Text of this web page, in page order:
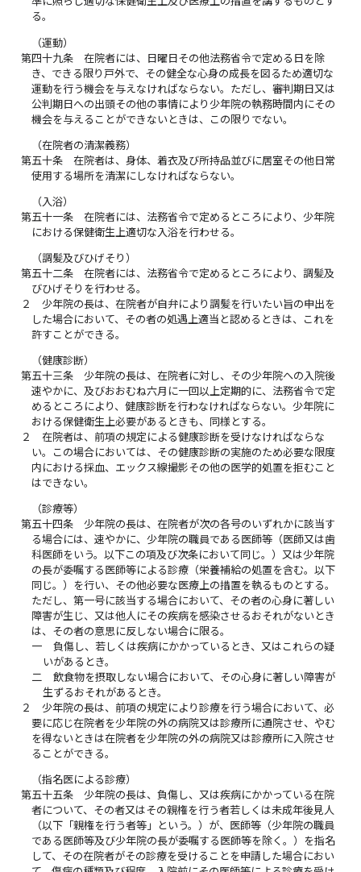
る。
（運動）
第四十九条
在院者には、日曜日その他法務省令で定める日を除
き、できる限り戸外で、その健全な心身の成長を図るため適切な
運動を行う機会を与えなければならない。ただし、審判期日又は
公判期日への出頭その他の事情により少年院の執務時間内にその
機会を与えることができないときは、この限りでない。
（在院者の清潔義務）
第五十条
在院者は、身体、着衣及び所持品並びに居室その他日常
使用する場所を清潔にしなければならない。
（入浴）
第五十一条
在院者には、法務省令で定めるところにより、少年院
における保健衛生上適切な入浴を行わせる。
（調髪及びひげそり）
第五十二条
在院者には、法務省令で定めるところにより、調髪及
びひげそりを行わせる。
２
少年院の長は、在院者が自弁により調髪を行いたい旨の申出を
した場合において、その者の処遇上適当と認めるときは、これを
許すことができる。
（健康診断）
第五十三条
少年院の長は、在院者に対し、その少年院への入院後
速やかに、及びおおむね六月に一回以上定期的に、法務省令で定
めるところにより、健康診断を行わなければならない。少年院に
おける保健衛生上必要があるときも、同様とする。
２
在院者は、前項の規定による健康診断を受けなければならな
い。この場合においては、その健康診断の実施のため必要な限度
内における採血、エックス線撮影その他の医学的処置を拒むこと
はできない。
（診療等）
第五十四条
少年院の長は、在院者が次の各号のいずれかに該当す
る場合には、速やかに、少年院の職員である医師等（医師又は歯
科医師をいう。以下この項及び次条において同じ。）又は少年院
の長が委嘱する医師等による診療（栄養補給の処置を含む。以下
同じ。）を行い、その他必要な医療上の措置を執るものとする。
ただし、第一号に該当する場合において、その者の心身に著しい
障害が生じ、又は他人にその疾病を感染させるおそれがないとき
は、その者の意思に反しない場合に限る。
一
負傷し、若しくは疾病にかかっているとき、又はこれらの疑
いがあるとき。
二
飲食物を摂取しない場合において、その心身に著しい障害が
生ずるおそれがあるとき。
２
少年院の長は、前項の規定により診療を行う場合において、必
要に応じ在院者を少年院の外の病院又は診療所に通院させ、やむ
を得ないときは在院者を少年院の外の病院又は診療所に入院させ
ることができる。
（指名医による診療）
第五十五条
少年院の長は、負傷し、又は疾病にかかっている在院
者について、その者又はその親権を行う者若しくは未成年後見人
（以下「親権を行う者等」という。）が、医師等（少年院の職員
である医師等及び少年院の長が委嘱する医師等を除く。）を指名
して、その在院者がその診療を受けることを申請した場合におい